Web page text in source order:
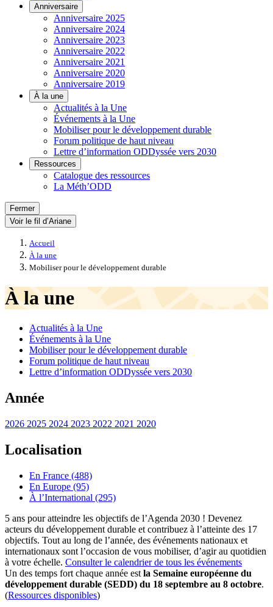
Anniversaire
Anniversaire 2025
Anniversaire 2024
Anniversaire 2023
Anniversaire 2022
Anniversaire 2021
Anniversaire 2020
Anniversaire 2019
À la une
Actualités à la Une
Événements à la Une
Mobiliser pour le développement durable
Forum politique de haut niveau
Lettre d’information ODDyssée vers 2030
Ressources
Catalogue des ressources
La Méth’ODD
Fermer
Voir le fil d’Ariane
Accueil
À la une
Mobiliser pour le développement durable
À la une
Actualités à la Une
Événements à la Une
Mobiliser pour le développement durable
Forum politique de haut niveau
Lettre d’information ODDyssée vers 2030
Année
2026 2025 2024 2023 2022 2021 2020
Localisation
En France (488)
En Europe (95)
À l’International (295)
5 ans pour atteindre les objectifs de l’Agenda 2030 ! Devenez
acteurs du développement durable et contribuez à l’atteinte des 17
objectifs. Tout au long de l’année, des événements nationaux et
internationaux sont l’occasion de vous mobiliser, d’agir au quotidien
à votre échelle. Consulter le calendrier de tous les événements
Un des temps fort chaque année est la Semaine européenne du
développement durable (SEDD) du 18 septembre au 8 octobre.
(Ressources disponibles)